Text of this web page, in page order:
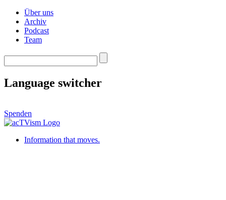
Über uns
Archiv
Podcast
Team
Language switcher
Spenden
Information that moves.